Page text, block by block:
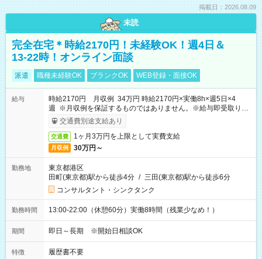
掲載日：2026.08.09
未読
完全在宅＊時給2170円！未経験OK！週4日＆
13-22時！オンライン面談
派遣 職種未経験OK ブランクOK WEB登録・面接OK
給与
時給2170円 月収例 34万円 時給2170円×実働8h×週5日×4
週 ※月収例を保証するものではありません。※給与即受取りサ
ービス利用可（利用条件有）
交通費別途支給あり
交通費 1ヶ月3万円を上限として実費支給
月収例 30万円～
勤務地
東京都港区
田町(東京都)駅から徒歩4分 / 三田(東京都)駅から徒歩6分
コンサルタント・シンクタンク
勤務時間 13:00-22:00（休憩60分）実働8時間（残業少なめ！）
期間 即日～長期 ※開始日相談OK
特徴 履歴書不要